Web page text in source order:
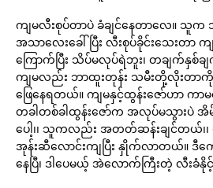
ကျမလီးစုပ်တာပဲ ခံချင်နေတာလေ။ သူက
အသာလေးခေါ်ပြီး လီးစုပ်ခိုင်းသေးတာ က
ကြောက်ပြီး သိပ်မလုပ်ရဲဘူး၊ တချက်နှစ်
ကျမလည်း ဘာထူးတုန်း သမီးတို့လိုးတာကို ခ
ဖြေနေရတယ်။ ကျမနှင့်ထွန်းဇော်ဟာ ကာ
တခါတစ်ခါထွန်းဇော်က အလုပ်မသွားပဲ အိ
ပေါ့၊၊ သူကလည်း အတတ်ဆန်းချင်တယ်၊၊
အုန်းဆီလောင်းကျပြီး နှိုက်လာတယ်။ ဒီက
နေပြီ၊ ဒါပေမယ့် အဲလောက်ကြီးတဲ့ လီးခံ